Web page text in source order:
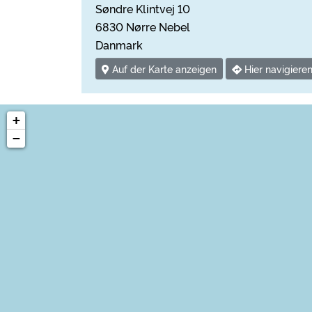
Søndre Klintvej 10
6830 Nørre Nebel
Danmark
Auf der Karte anzeigen Hier navigieren
+
−